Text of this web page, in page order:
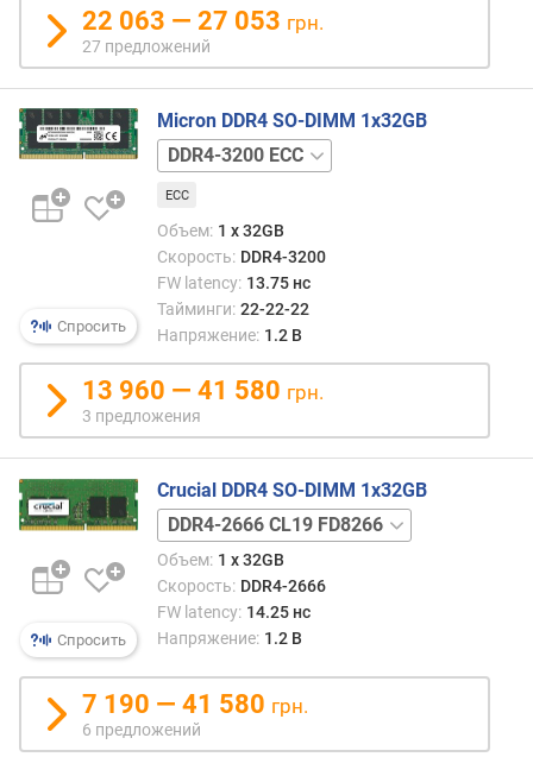
б
о
ч
е
н
п
р
н
и
е
(
в
ы
о
т
п
н
к
22 063 — 27 053 грн.
27 предложений
Спросить
Micron DDR4 SO-DIMM 1x32GB
DDR4-
3200
ECC
Объем: 1 x 32GB
Скорость: DDR4-3200
FW latency: 13.75 нс
Тайминги: 22-22-22
Напряжение: 1.2 В
13 960 — 41 580 грн.
3 предложения
Спросить
Crucial DDR4 SO-DIMM 1x32GB
DDR4-
3200
CL22
Объем: 1 x 32GB
Скорость: DDR4-2666
FW latency: 14.25 нс
Напряжение: 1.2 В
7 190 — 41 580 грн.
6 предложений